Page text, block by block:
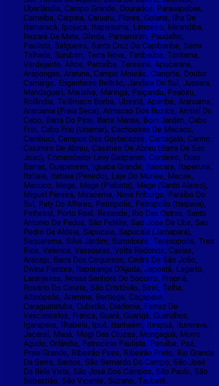
Uberlândia, Campo Grande, Dourados, Parauapebas,
Carnaíba, Carpina, Caruaru, Flores, Goiana, Ilha De
Itamaracá, Ipojuca, Itapissuma, Limoeiro, Mirandiba,
Nazaré Da Mata, Olinda, Parnamirim, Paudalho,
Paulista, Salgueiro, Santa Cruz Do Capibaribe, Serra
Talhada, Surubim, Terra Nova, Timbaúba, Toritama,
Verdejante, Altos, Parnaíba, Teresina, Apucarana,
Arapongas, Araruna, Campo Mourão, Cianorte, Doutor
Camargo, Engenheiro Beltrão, Jandaia Do Sul, Jussara,
Mandaguari, Marialva, Maringá, Paiçandu, Peabiru,
Rolândia, Telêmaco Borba, Ubiratã, Aperibe, Araruama,
Araruama (Praia Seca), Armacao Dos Buzios, Arraial Do
Cabo, Barra Do Pirai, Barra Mansa, Bom Jardim, Cabo
Frio, Cabo Frio (Unamar), Cachoeiras De Macacu,
Cambuci, Campos Dos Goytacazes, Cantagalo, Carmo,
Casimiro De Abreu, Casimiro De Abreu (Barra De Sao
Joao), Comendador Levy Gasparian, Cordeiro, Duas
Barras, Guapimirim, Iguaba Grande, Itaocara, Itaperuna,
Itatiaia, Itatiaia (Penedo), Laje Do Muriae, Macae,
Macuco, Mage, Mage (Piabeta), Mage (Santo Aleixo),
Miguel Pereira, Miracema, Nova Friburgo, Paraíba Do
Sul, Paty Do Alferes, Petropolis, Petropolis (Itaipava),
Pinheiral, Porto Real, Resende, Rio Das Ostras, Santo
Antonio De Padua, São Fidélis, Sao Jose De Uba, Sao
Pedro Da Aldeia, Sapucaia, Sapucaia (Jamapara),
Saquarema, Silva Jardim, Sumidouro, Teresopolis, Tres
Rios, Valenca, Vassouras, Volta Redonda, Caxias,
Aracaju, Barra Dos Coqueiros, Cedro De São João,
Divina Pastora, Itaporanga D'Ajuda, Japoatã, Lagarto,
Laranjeiras, Nossa Senhora Do Socorro, Propriá,
Rosário Do Catete, São Cristóvão, Siriri, Telha,
Altinópolis, Aramina, Bertioga, Caçapava,
Caraguatatuba, Cubatão, Diadema, Ferraz De
Vasconcelos, Franca, Guará, Guarujá, Guarulhos,
Igarapava, Ilhabela, Ipuã, Itanhaém, Itirapuã, Ituverava,
Jacareí, Mauá, Mogi Das Cruzes, Mongaguá, Morro
Agudo, Orlândia, Patrocínio Paulista, Peruíbe, Poá,
Praia Grande, Ribeirão Pires, Ribeirão Preto, Rio Grande
Da Serra, Santos, São Bernardo Do Campo, São José
Da Bela Vista, São José Dos Campos, São Paulo, São
Sebastião, São Vicente, Suzano, Taubaté.